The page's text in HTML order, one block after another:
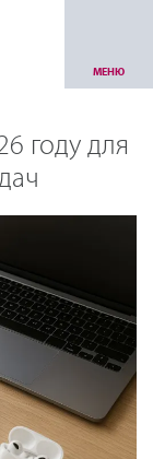
МЕНЮ
году для